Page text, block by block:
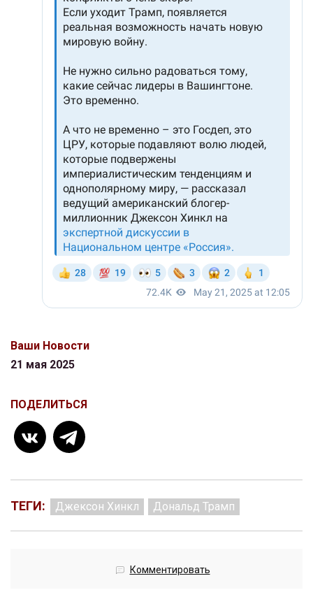
Ваши Новости
21 мая 2025
ПОДЕЛИТЬСЯ
ТЕГИ: Джексон Хинкл Дональд Трамп
Комментировать